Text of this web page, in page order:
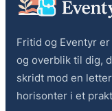
Fritid og Eventyr
og overblik til dig,
skridt mod en
horisonter i et